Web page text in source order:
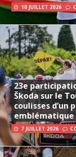
10 JUILLET 2026
23e
Škoda sur le
coulisses d’un
emblématique
7 JUILLET 2026